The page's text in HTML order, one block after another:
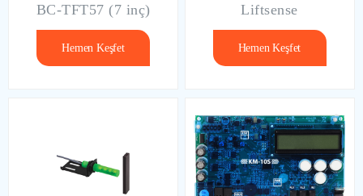
BC-TFT57 (7 inç)
Hemen Keşfet
Liftsense
Hemen Keşfet